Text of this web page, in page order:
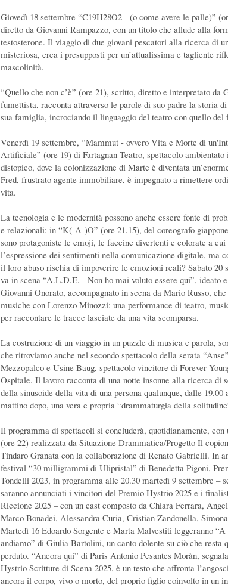
Giovedì 18 settembre “C19H28O2 - (o come avere le palle)”
diretto da Giovanni Rampazzo, con un titolo che allude alla
testosterone. Il viaggio di due giovani pescatori alla ricerca di
misteriosa, crea i presupposti per un’attualissima e tagliente
mascolinità.
“Quello che non c’è” (ore 21), scritto, diretto e interpretato da
fumettista, racconta attraverso le parole di suo padre la storia di
sua famiglia, incrociando il linguaggio del teatro con quello del
Venerdì 19 settembre, “Mammut - ovvero Vita e Morte di
Artificiale” (ore 19) di Fartagnan Teatro, spettacolo ambientato
distopico, dove la colonizzazione di Marte è diventata
Fred, frustrato agente immobiliare, è impegnato a rimettere
vita.
La tecnologia e le modernità possono anche essere fonte di
e relazionali: in “K(-A-)O” (ore 21.15), del coreografo
sono protagoniste le emoji, le faccine divertenti e colorate a cui
l’espressione dei sentimenti nella comunicazione digitale, ma
il loro abuso rischia di impoverire le emozioni reali? Sabato 20
va in scena “A.L.D.E. - Non ho mai voluto essere qui”, ideato
Giovanni Onorato, accompagnato in scena da Mario Russo,
musiche con Lorenzo Minozzi: una performance di teatro,
per raccontare le tracce lasciate da una vita scomparsa.
La costruzione di un viaggio in un puzzle di musica e parola,
che ritroviamo anche nel secondo spettacolo della serata
Mezzopalco e Usine Baug, spettacolo vincitore di Forever
Ospitale. Il lavoro racconta di una notte insonne alla ricerca di
della sinusoide della vita di una persona qualunque, dalle 19.00
mattino dopo, una vera e propria “drammaturgia della
Il programma di spettacoli si concluderà, quotidianamente, con
(ore 22) realizzata da Situazione Drammatica/Progetto Il
Tindaro Granata con la collaborazione di Renato Gabrielli. In
festival “30 milligrammi di Ulipristal” di Benedetta Pigoni,
Tondelli 2023, in programma alle 20.30 martedì 9 settembre –
saranno annunciati i vincitori del Premio Hystrio 2025 e i
Riccione 2025 – con un cast composto da Chiara Ferrara,
Marco Bonadei, Alessandra Curia, Cristian Zandonella,
Martedì 16 Edoardo Sorgente e Marta Malvestiti leggeranno “A
andiamo” di Giulia Bartolini, un canto dolente su ciò che resta
perduto. “Ancora qui” di Paris Antonio Pesantes Moràn,
Hystrio Scritture di Scena 2025, è un testo che affronta
ancora il corpo, vivo o morto, del proprio figlio coinvolto in un